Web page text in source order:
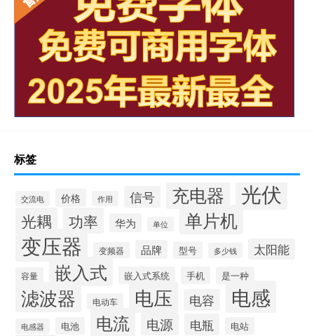
标签
交流电 价格 作用 信号 充电器 光伏
光耦 功率 华为 单位 单片机
变压器 变频器 品牌 型号 多少钱 太阳能
容量 嵌入式 嵌入式系统 手机 是一种
滤波器 电动车 电压 电容 电感
电感器 电池 电流 电源 电瓶 电站